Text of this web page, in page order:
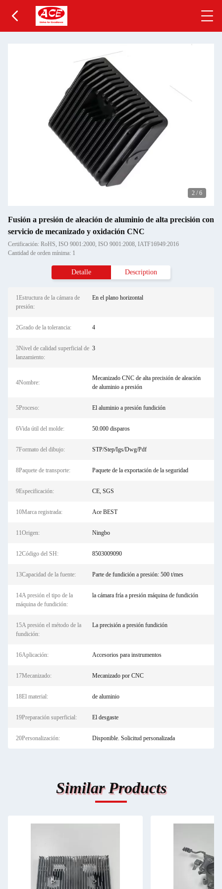
2 / 6
Fusión a presión de aleación de aluminio de alta precisión con
servicio de mecanizado y oxidación CNC
Certificación: RoHS, ISO 9001:2000, ISO 9001:2008, IATF16949:2016
Cantidad de orden mínima: 1
Detalle Description
1Estructura de la cámara de
presión:
En el plano horizontal
2Grado de la tolerancia: 4
3Nivel de calidad superficial de
lanzamiento:
3
4Nombre:
Mecanizado CNC de alta precisión de aleación
de aluminio a presión
5Proceso: El aluminio a presión fundición
6Vida útil del molde: 50.000 disparos
7Formato del dibujo: STP/Step/Igs/Dwg/Pdf
8Paquete de transporte: Paquete de la exportación de la seguridad
9Especificación: CE, SGS
10Marca registrada: Ace BEST
11Origen: Ningbo
12Código del SH: 8503009090
13Capacidad de la fuente: Parte de fundición a presión: 500 t/mes
14A presión el tipo de la
máquina de fundición:
la cámara fría a presión máquina de fundición
15A presión el método de la
fundición:
La precisión a presión fundición
16Aplicación: Accesorios para instrumentos
17Mecanizado: Mecanizado por CNC
18El material: de aluminio
19Preparación superficial: El desgaste
20Personalización: Disponible. Solicitud personalizada
Similar Products